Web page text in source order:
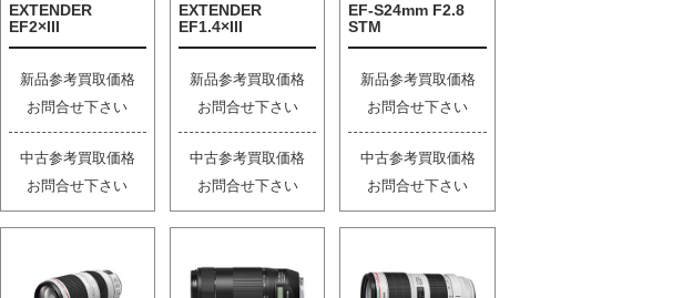
EXTENDER
EF2×III
新品参考買取価格
お問合せ下さい
中古参考買取価格
お問合せ下さい
EXTENDER
EF1.4×III
新品参考買取価格
お問合せ下さい
中古参考買取価格
お問合せ下さい
EF-S24mm F2.8
STM
新品参考買取価格
お問合せ下さい
中古参考買取価格
お問合せ下さい